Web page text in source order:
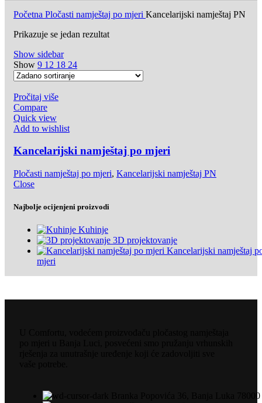
Close
Najbolje ocijenjeni proizvodi
Kuhinje
3D projektovanje
Kancelarijski namještaj
mjeri
Početna Pločasti namještaj po mjeri Kancelarijski namještaj PN
Prikazuje se jedan rezultat
Show sidebar
Show 9 12 18 24
Pročitaj više
Compare
Quick view
Add to wishlist
Kancelarijski namještaj po mjeri
Pločasti namještaj po mjeri, Kancelarijski namještaj PN
Branka Popovića 36, Banja Luka 78000